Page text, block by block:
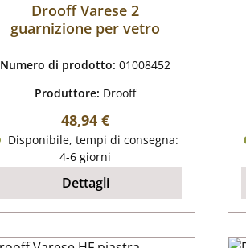
Drooff Varese 2
guarnizione per vetro
Numero di prodotto:01008452
Produttore: Drooff
Prezzo normale:
48,94 €
Disponibile, tempi di consegna:
4-6 giorni
Dettagli